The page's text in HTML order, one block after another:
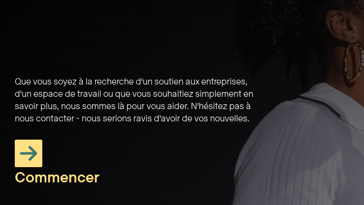
Que vous soyez à la recherche d'un soutien aux entreprises,
d'un espace de travail ou que vous souhaitiez simplement en
savoir plus, nous sommes là pour vous aider. N'hésitez pas à
nous contacter - nous serions ravis d'avoir de vos nouvelles.
Commencer